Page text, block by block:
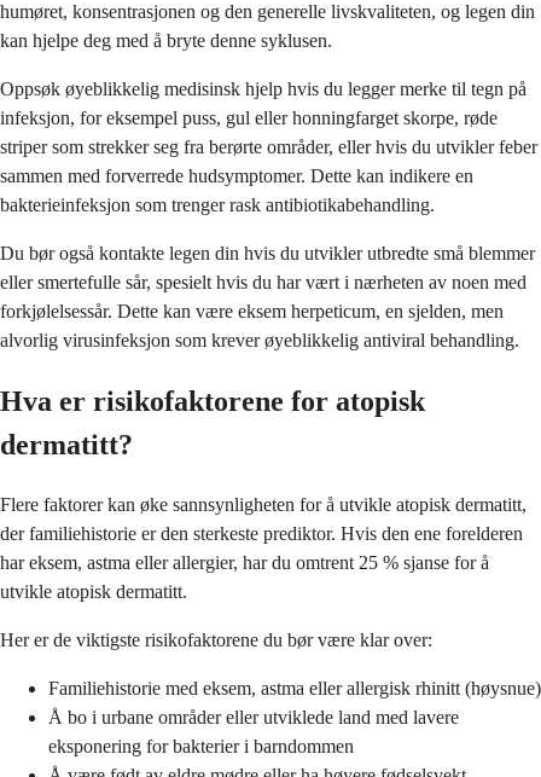
humøret, konsentrasjonen og den generelle livskvaliteten, og legen din
kan hjelpe deg med å bryte denne syklusen.
Oppsøk øyeblikkelig medisinsk hjelp hvis du legger merke til tegn på
infeksjon, for eksempel puss, gul eller honningfarget skorpe, røde
striper som strekker seg fra berørte områder, eller hvis du utvikler feber
sammen med forverrede hudsymptomer. Dette kan indikere en
bakterieinfeksjon som trenger rask antibiotikabehandling.
Du bør også kontakte legen din hvis du utvikler utbredte små blemmer
eller smertefulle sår, spesielt hvis du har vært i nærheten av noen med
forkjølelsessår. Dette kan være eksem herpeticum, en sjelden, men
alvorlig virusinfeksjon som krever øyeblikkelig antiviral behandling.
Hva er risikofaktorene for atopisk
dermatitt?
Flere faktorer kan øke sannsynligheten for å utvikle atopisk dermatitt,
der familiehistorie er den sterkeste prediktor. Hvis den ene forelderen
har eksem, astma eller allergier, har du omtrent 25 % sjanse for å
utvikle atopisk dermatitt.
Her er de viktigste risikofaktorene du bør være klar over:
Familiehistorie med eksem, astma eller allergisk rhinitt (høysnue)
Å bo i urbane områder eller utviklede land med lavere
eksponering for bakterier i barndommen